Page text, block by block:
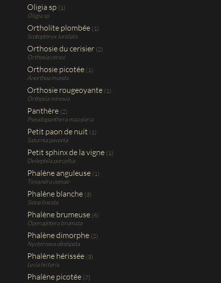
Oligia sp (1)
Oligia sp
Ortholite plombée (1)
Scotopteryx luridata
Orthosie du cerisier (2)
Orthosia cerasi
Orthosie picotée (1)
Anorthoa munda
Orthosie rougeoyante (1)
Orthosia minosia
Panthère (2)
Pseudopanthera macularia
Petit paon de nuit (1)
Saturnia pavonia
Petit sphinx de la vigne (1)
Deilephila porcellus
Phalène anguleuse (1)
Timandra comae
Phalène blanche (3)
Siona lineata
Phalène brumeuse (6)
Operophtera brumata
Phalène dimorphe (2)
Nycterosea obstipata
Phalène hérissée (3)
Lycia hirtaria
Phalène picotée (7)